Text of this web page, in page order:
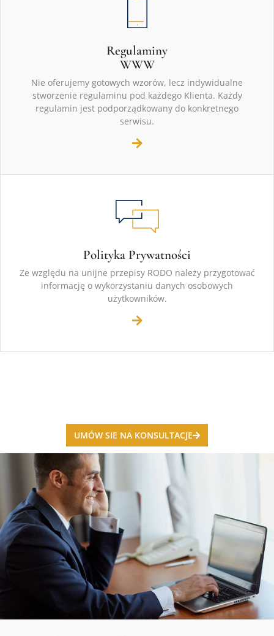
Regulaminy
WWW
Nie oferujemy gotowych wzorów, lecz indywidualne
stworzenie regulaminu pod każdego Klienta. Każdy
regulamin jest podporządkowany do konkretnego
serwisu.
Polityka Prywatności
Ze względu na unijne przepisy RODO należy przygotować
informację o wykorzystaniu danych osobowych
użytkowników.
UMÓW SIE NA KONSULTACJE